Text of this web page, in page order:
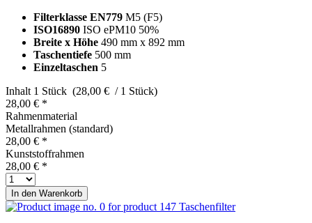
Filterklasse EN779 M5 (F5)
ISO16890 ISO ePM10 50%
Breite x Höhe 490 mm x 892 mm
Taschentiefe 500 mm
Einzeltaschen 5
Inhalt 1 Stück (28,00 € / 1 Stück)
28,00 € *
Rahmenmaterial
Metallrahmen (standard)
28,00 € *
Kunststoffrahmen
28,00 € *
In den Warenkorb
Taschenfilter